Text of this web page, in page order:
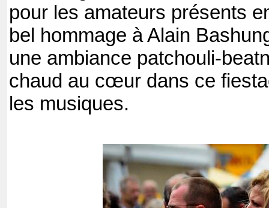
pour les amateurs présents
bel hommage à Alain
une ambiance patchouli-
chaud au cœur dans ce
les musiques.